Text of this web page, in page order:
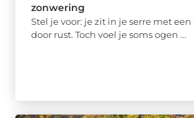
zonwering
Stel je voor: je zit in je serre met
door rust. Toch voel je soms ogen ...